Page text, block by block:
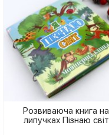
Розвиваюча книга на
липучках Пізнаю світ